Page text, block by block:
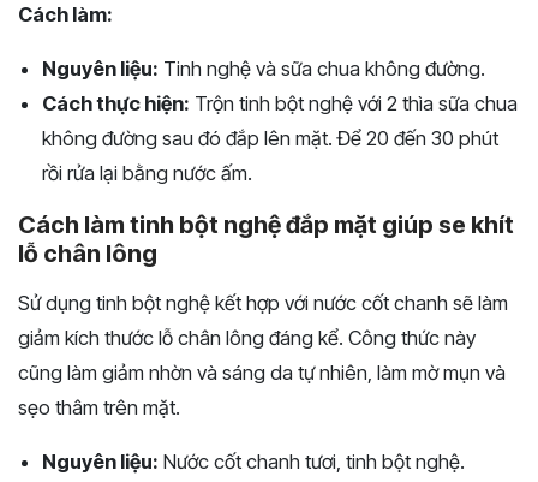
Cách làm:
Nguyên liệu: Tinh nghệ và sữa chua không đường.
Cách thực hiện: Trộn tinh bột nghệ với 2 thìa sữa chua
không đường sau đó đắp lên mặt. Để 20 đến 30 phút
rồi rửa lại bằng nước ấm.
Cách làm tinh bột nghệ đắp mặt giúp se khít
lỗ chân lông
Sử dụng tinh bột nghệ kết hợp với nước cốt chanh sẽ làm
giảm kích thước lỗ chân lông đáng kể. Công thức này
cũng làm giảm nhờn và sáng da tự nhiên, làm mờ mụn và
sẹo thâm trên mặt.
Nguyên liệu: Nước cốt chanh tươi, tinh bột nghệ.